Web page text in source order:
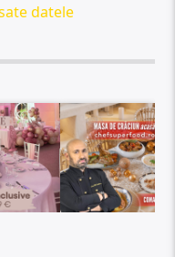
datele